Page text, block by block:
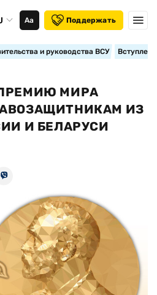
Аа Поддержать
и руководства ВСУ
МИРА
ИЗ
И БЕЛАРУСИ